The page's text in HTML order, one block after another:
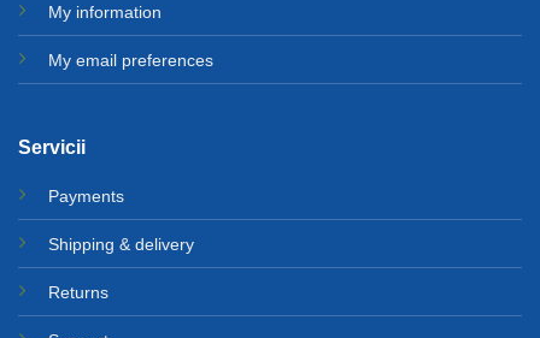
My information
My email preferences
Servicii
Payments
Shipping & delivery
Returns